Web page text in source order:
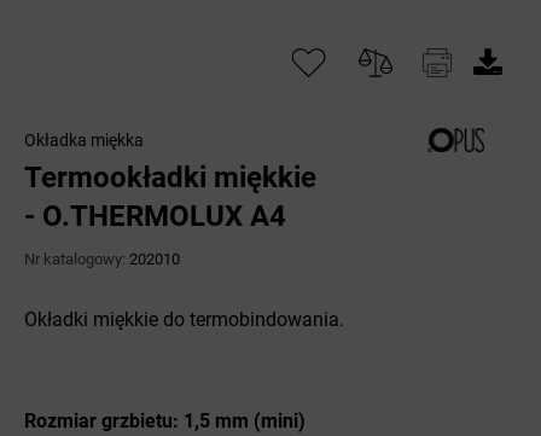
Okładka miękka
Termookładki miękkie
- O.THERMOLUX A4
Nr katalogowy: 202010
Rozmiar grzbietu: 1,5 mm (mini)
Okładki miękkie do termobindowania.